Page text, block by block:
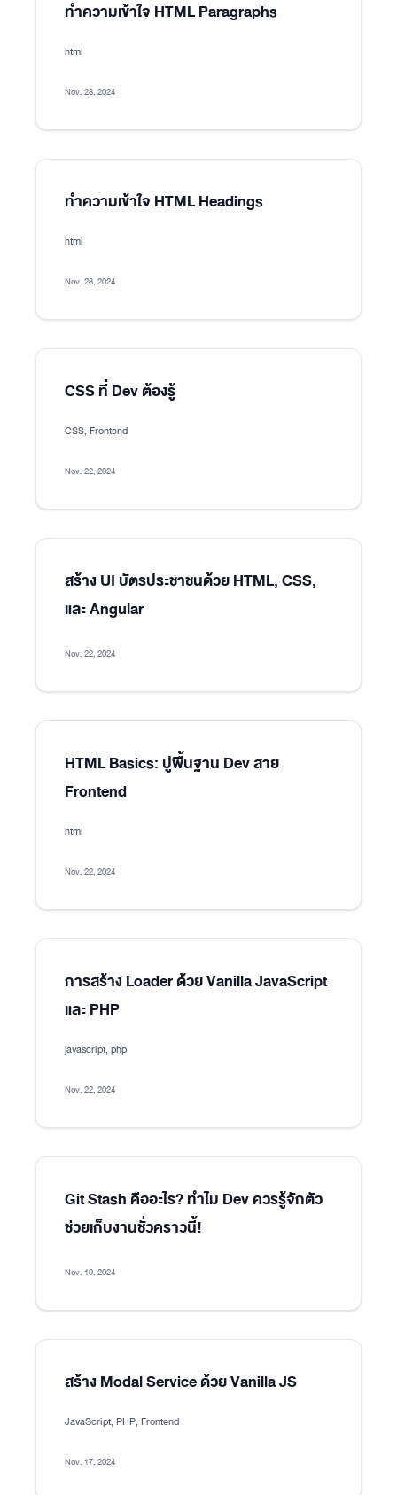
ทำความเข้าใจ HTML Paragraphs
html
Nov. 23, 2024
ทำความเข้าใจ HTML Headings
html
Nov. 23, 2024
CSS ที่ Dev ต้องรู้
CSS, Frontend
Nov. 22, 2024
สร้าง UI บัตรประชาชนด้วย HTML, CSS,
และ Angular
Nov. 22, 2024
HTML Basics: ปูพื้นฐาน Dev สาย
Frontend
html
Nov. 22, 2024
การสร้าง Loader ด้วย Vanilla JavaScript
และ PHP
javascript, php
Nov. 22, 2024
Git Stash คืออะไร? ทำไม Dev ควรรู้จักตัว
ช่วยเก็บงานชั่วคราวนี้!
Nov. 19, 2024
สร้าง Modal Service ด้วย Vanilla JS
JavaScript, PHP, Frontend
Nov. 17, 2024